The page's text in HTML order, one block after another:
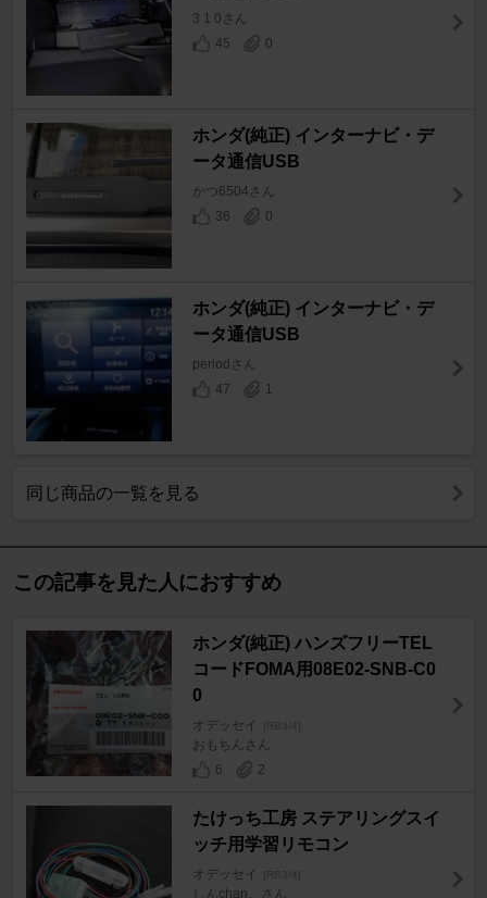
3 1 0さん
45
0
ホンダ(純正) インターナビ・デ
ータ通信USB
かつ6504さん
36
0
ホンダ(純正) インターナビ・デ
ータ通信USB
periodさん
47
1
同じ商品の一覧を見る
この記事を見た人におすすめ
ホンダ(純正) ハンズフリーTEL
コードFOMA用08E02-SNB-C0
0
オデッセイ [RB3/4]
おもちんさん
6
2
たけっち工房 ステアリングスイ
ッチ用学習リモコン
オデッセイ [RB3/4]
しんchan。さん